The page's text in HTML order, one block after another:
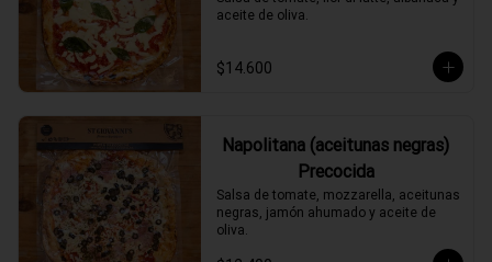
aceite de oliva.
$14.600
Napolitana (aceitunas negras)
Precocida
Salsa de tomate, mozzarella, aceitunas
negras, jamón ahumado y aceite de
oliva.